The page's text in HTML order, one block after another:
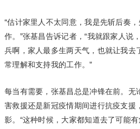
“估计家里人不太同意，我是先斩后奏
作。”张基昌告诉记者，“我就跟家人说
兵啊，家人最多生两天气，也就让我去
常理解和支持我的工作。”
每当有需要，张基昌总是冲锋在前。无
害救援还是新冠疫情期间进行抗疫支援
影。“这种时候，大家都知道去了可能